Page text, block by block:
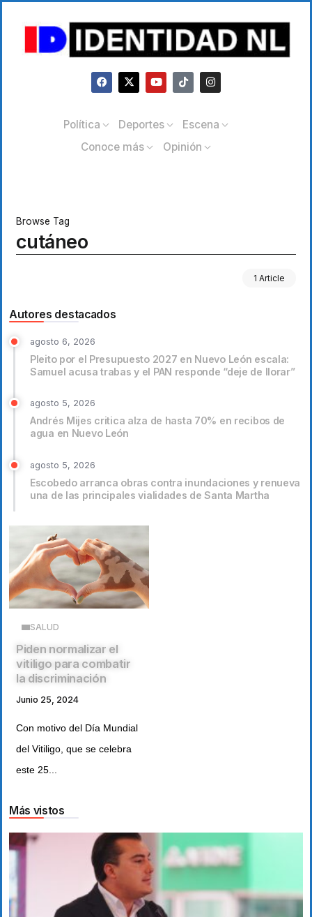
Política Deportes
Escena
Conoce más
Opinión
Browse Tag
cutáneo
1 Article
Autores destacados
agosto 6, 2026
Pleito por el Presupuesto 2027 en Nuevo León escala:
Samuel acusa trabas y el PAN responde “deje de llorar”
agosto 5, 2026
Andrés Mijes critica alza de hasta 70% en recibos de
agua en Nuevo León
agosto 5, 2026
Escobedo arranca obras contra inundaciones y renueva
una de las principales vialidades de Santa Martha
SALUD
Piden normalizar el
vitiligo para combatir
la discriminación
Junio 25, 2024
Con motivo del Día Mundial
del Vitiligo, que se celebra
este 25...
Más vistos